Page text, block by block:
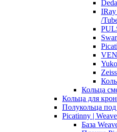
IRay
/
Кольца
Кольца для
Полукольца под
Picatinny |
База